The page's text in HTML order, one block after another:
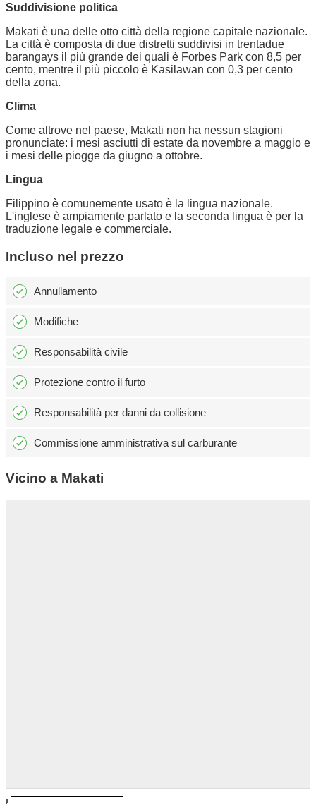
Suddivisione politica
Makati è una delle otto città della regione capitale nazionale.
La città è composta di due distretti suddivisi in trentadue
barangays il più grande dei quali è Forbes Park con 8,5 per
cento, mentre il più piccolo è Kasilawan con 0,3 per cento
della zona.
Clima
Come altrove nel paese, Makati non ha nessun stagioni
pronunciate: i mesi asciutti di estate da novembre a maggio e
i mesi delle piogge da giugno a ottobre.
Lingua
Filippino è comunemente usato è la lingua nazionale.
L'inglese è ampiamente parlato e la seconda lingua è per la
traduzione legale e commerciale.
Incluso nel prezzo
Annullamento
Modifiche
Responsabilità civile
Protezione contro il furto
Responsabilità per danni da collisione
Commissione amministrativa sul carburante
Vicino a Makati